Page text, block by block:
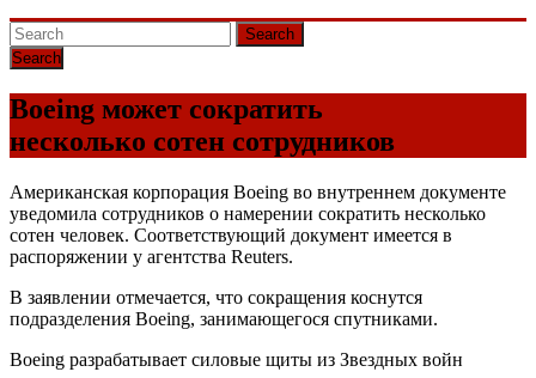
Search
Boeing может сократить
несколько сотен сотрудников
Американская корпорация Boeing во внутреннем документе
уведомила сотрудников о намерении сократить несколько
сотен человек. Соответствующий документ имеется в
распоряжении у агентства Reuters.
В заявлении отмечается, что сокращения коснутся
подразделения Boeing, занимающегося спутниками.
Boeing разрабатывает силовые щиты из Звездных войн